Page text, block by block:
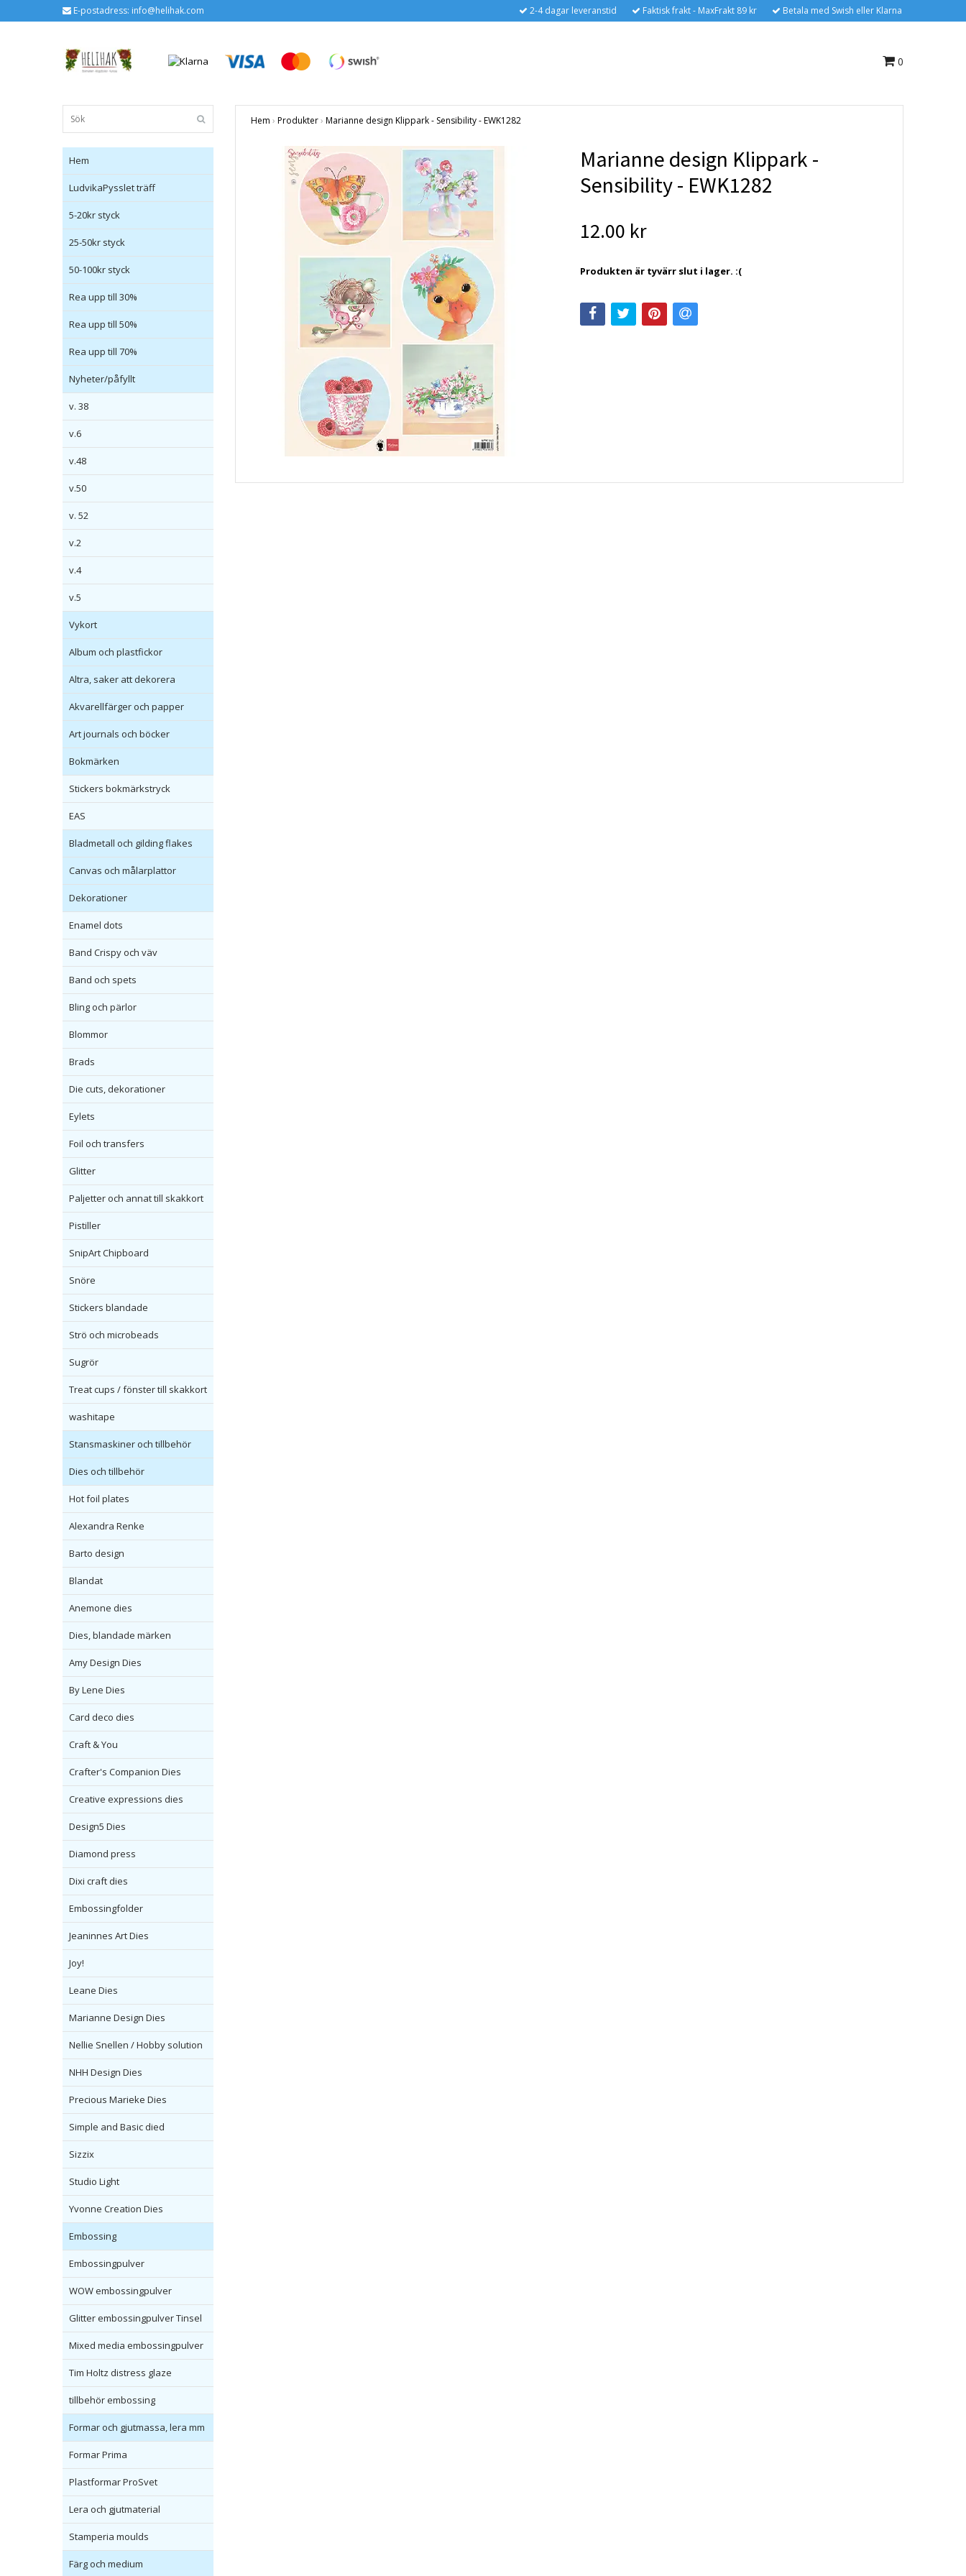
E-postadress: info@helihak.com 2-4 dagar leveranstid Faktisk frakt - MaxFrakt 89 kr Betala med Swish eller Klarna
0
Hem
LudvikaPysslet träff
5-20kr styck
25-50kr styck
50-100kr styck
Rea upp till 30%
Rea upp till 50%
Rea upp till 70%
Nyheter/påfyllt
v. 38
v.6
v.48
v.50
v. 52
v.2
v.4
v.5
Vykort
Album och plastfickor
Altra, saker att dekorera
Akvarellfärger och papper
Art journals och böcker
Bokmärken
Stickers bokmärkstryck
EAS
Bladmetall och gilding flakes
Canvas och målarplattor
Dekorationer
Enamel dots
Band Crispy och väv
Band och spets
Bling och pärlor
Blommor
Brads
Die cuts, dekorationer
Eylets
Foil och transfers
Glitter
Paljetter och annat till skakkort
Pistiller
SnipArt Chipboard
Snöre
Stickers blandade
Strö och microbeads
Sugrör
Treat cups / fönster till skakkort
washitape
Stansmaskiner och tillbehör
Dies och tillbehör
Hot foil plates
Alexandra Renke
Barto design
Blandat
Anemone dies
Dies, blandade märken
Amy Design Dies
By Lene Dies
Card deco dies
Craft & You
Crafter's Companion Dies
Creative expressions dies
Design5 Dies
Diamond press
Dixi craft dies
Embossingfolder
Jeaninnes Art Dies
Joy!
Leane Dies
Marianne Design Dies
Nellie Snellen / Hobby solution
NHH Design Dies
Precious Marieke Dies
Simple and Basic died
Sizzix
Studio Light
Yvonne Creation Dies
Embossing
Embossingpulver
WOW embossingpulver
Glitter embossingpulver Tinsel
Mixed media embossingpulver
Tim Holtz distress glaze
tillbehör embossing
Formar och gjutmassa, lera mm
Formar Prima
Plastformar ProSvet
Lera och gjutmaterial
Stamperia moulds
Färg och medium
Hem › Produkter› Marianne design Klippark - Sensibility - EWK1282
Marianne design Klippark -
Sensibility - EWK1282
12.00 kr
Produkten är tyvärr slut i lager. :(